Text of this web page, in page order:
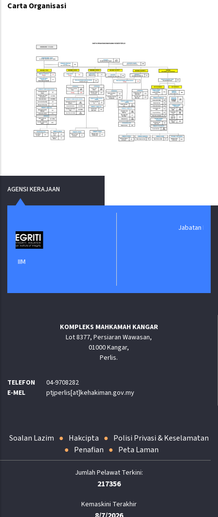
Carta Organisasi
AGENSI KERAJAAN
Jabatan Digital Negara
KOMPLEKS MAHKAMAH KANGAR
Lot 8377, Persiaran Wawasan,
01000 Kangar,
Perlis.
TELEFON
04-9708282
E-MEL
ptjperlis[at]kehakiman.gov.my
Soalan Lazim Hakcipta
Polisi Privasi & Keselamatan
Penafian
Peta Laman
217356
Kemaskini Terakhir